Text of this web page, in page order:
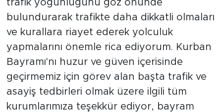
trafik yoğunluğunu göz önünde
bulundurarak trafikte daha dikkatli olmaları
ve kurallara riayet ederek yolculuk
yapmalarını önemle rica ediyorum. Kurban
Bayramı'nı huzur ve güven içerisinde
geçirmemiz için görev alan başta trafik ve
asayiş tedbirleri olmak üzere ilgili tüm
kurumlarımıza teşekkür ediyor, bayram